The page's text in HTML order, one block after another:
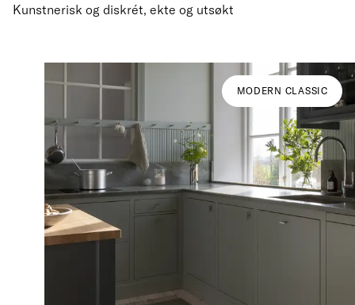
Kunstnerisk og diskrét, ekte og utsøkt
MODERN CLASSIC